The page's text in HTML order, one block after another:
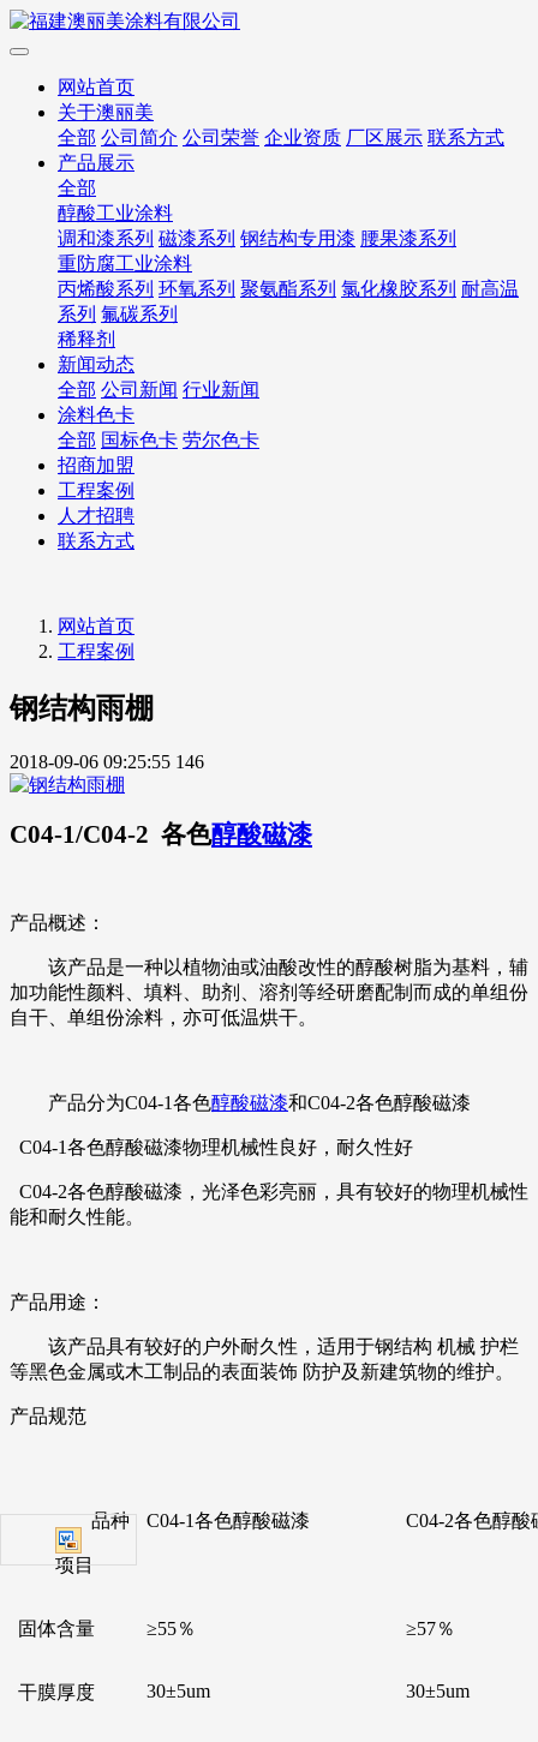
网站首页
关于澳丽美
全部 公司简介 公司荣誉 企业资质 厂区展示 联系方式
产品展示
全部
醇酸工业涂料
调和漆系列 磁漆系列 钢结构专用漆 腰果漆系列
重防腐工业涂料
丙烯酸系列 环氧系列 聚氨酯系列 氯化橡胶系列 耐高温
系列 氟碳系列
稀释剂
新闻动态
全部 公司新闻 行业新闻
涂料色卡
全部 国标色卡 劳尔色卡
招商加盟
工程案例
人才招聘
联系方式
网站首页
工程案例
钢结构雨棚
2018-09-06 09:25:55 146
C04-1/C04-2 各色醇酸磁漆
产品概述：
该产品是一种以植物油或油酸改性的醇酸树脂为基料，辅
加功能性颜料、填料、助剂、溶剂等经研磨配制而成的单组份
自干、单组份涂料，亦可低温烘干。
产品分为C04-1各色醇酸磁漆和C04-2各色醇酸磁漆
C04-1各色醇酸磁漆物理机械性良好，耐久性好
C04-2各色醇酸磁漆，光泽色彩亮丽，具有较好的物理机械性
能和耐久性能。
产品用途：
该产品具有较好的户外耐久性，适用于钢结构 机械 护栏
等黑色金属或木工制品的表面装饰 防护及新建筑物的维护。
产品规范
品种
项目
C04-1各色醇酸磁漆 C04-2各色醇酸
固体含量 ≥55％ ≥57％
干膜厚度 30±5um 30±5um